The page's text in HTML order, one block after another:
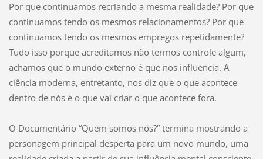
Por que continuamos recriando a mesma realidade? Por que
continuamos tendo os mesmos relacionamentos? Por que
continuamos tendo os mesmos empregos repetidamente?
Tudo isso porque acreditamos não termos controle algum,
achamos que o mundo externo é que nos influencia. A
ciência moderna, entretanto, nos diz que o que acontece
dentro de nós é o que vai criar o que acontece fora.
O Documentário “Quem somos nós?” termina mostrando a
personagem principal desperta para um novo mundo, uma